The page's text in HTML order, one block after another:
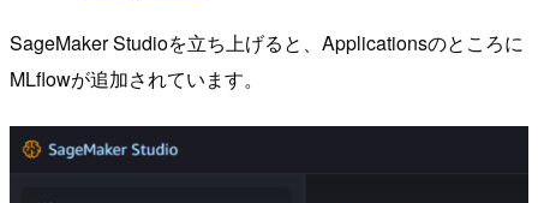
SageMaker Studioを立ち上げると、Applicationsのところに
MLflowが追加されています。